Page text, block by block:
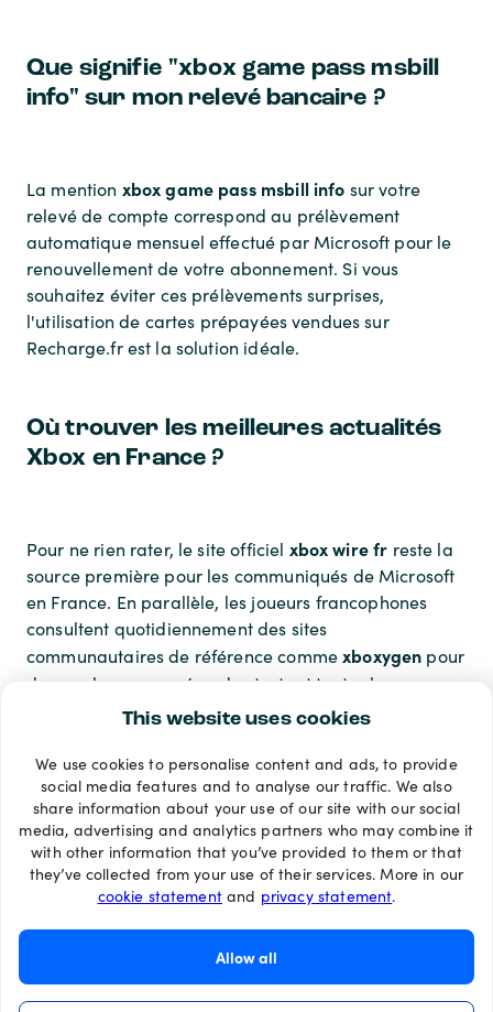
This website uses cookies
We use cookies to personalise content and ads, to provide
social media features and to analyse our traffic. We also
share information about your use of our site with our social
media, advertising and analytics partners who may combine it
with other information that you’ve provided to them or that
they’ve collected from your use of their services. More in our
cookie statementand privacy statement.
Allow all
Que signifie "xbox game pass msbill
info" sur mon relevé bancaire ?
La mention xbox game pass msbill info sur votre
relevé de compte correspond au prélèvement
automatique mensuel effectué par Microsoft pour le
renouvellement de votre abonnement. Si vous
souhaitez éviter ces prélèvements surprises,
l'utilisation de cartes prépayées vendues sur
Recharge.fr est la solution idéale.
Où trouver les meilleures actualités
Xbox en France ?
Pour ne rien rater, le site officiel xbox wire fr reste la
source première pour les communiqués de Microsoft
en France. En parallèle, les joueurs francophones
consultent quotidiennement des sites
communautaires de référence commexboxygen pour
des analyses poussées, des tests et toutes les
console actus.
Modes de paiement